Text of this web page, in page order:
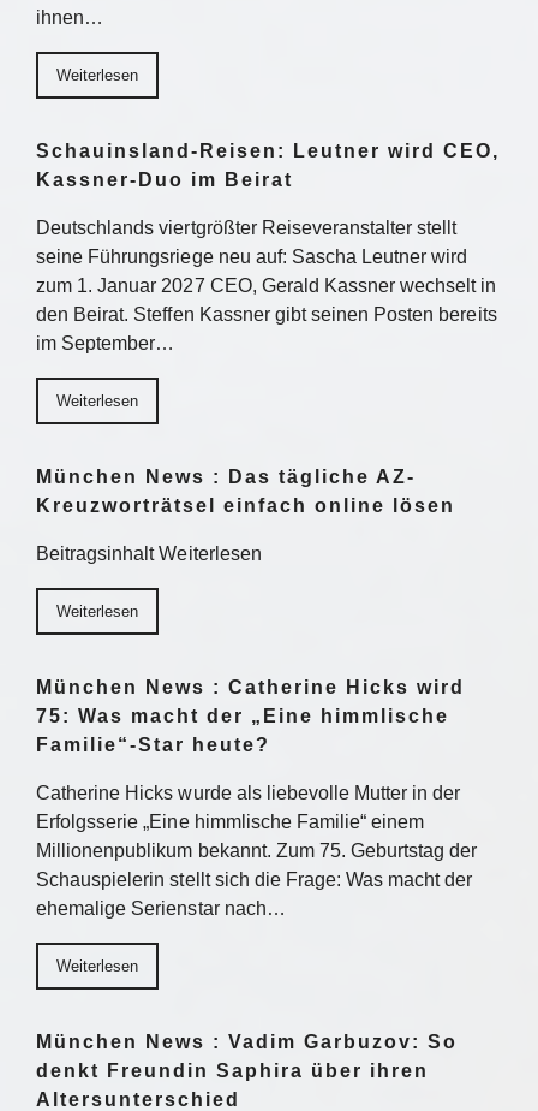
ihnen…
Weiterlesen
Schauinsland-Reisen: Leutner wird CEO,
Kassner-Duo im Beirat
Deutschlands viertgrößter Reiseveranstalter stellt
seine Führungsriege neu auf: Sascha Leutner wird
zum 1. Januar 2027 CEO, Gerald Kassner wechselt in
den Beirat. Steffen Kassner gibt seinen Posten bereits
im September…
Weiterlesen
München News : Das tägliche AZ-
Kreuzworträtsel einfach online lösen
Beitragsinhalt Weiterlesen
Weiterlesen
München News : Catherine Hicks wird
75: Was macht der „Eine himmlische
Familie“-Star heute?
Catherine Hicks wurde als liebevolle Mutter in der
Erfolgsserie „Eine himmlische Familie“ einem
Millionenpublikum bekannt. Zum 75. Geburtstag der
Schauspielerin stellt sich die Frage: Was macht der
ehemalige Serienstar nach…
Weiterlesen
München News : Vadim Garbuzov: So
denkt Freundin Saphira über ihren
Altersunterschied